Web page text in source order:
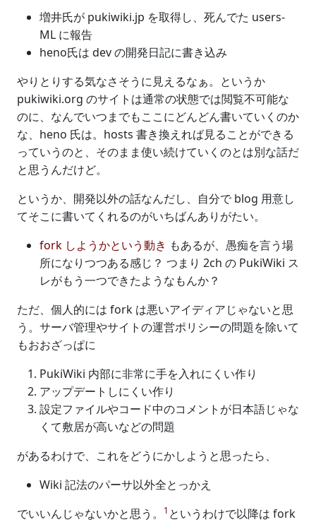
増井氏が pukiwiki.jp を取得し、死んでた users-
ML に報告
heno氏は dev の開発日記に書き込み
やりとりする気なさそうに見えるなぁ。というか
pukiwiki.org のサイトは通常の状態では閲覧不可能な
のに、なんでいつまでもここにどんどん書いていくのか
な、heno 氏は。hosts 書き換えれば見ることができる
っていうのと、そのまま使い続けていくのとは別な話だ
と思うんだけど。
というか、開発以外の話なんだし、自分で blog 用意し
てそこに書いてくれるのがいちばんありがたい。
fork しようかという動き もあるが、愚痴を言う場
所になりつつある感じ？ つまり 2ch の PukiWiki ス
レがもう一つできたようなもんか？
ただ、個人的には fork は悪いアイディアじゃないと思
う。サーバ管理やサイトの運営ポリシーの問題を除いて
もおおざっぱに
PukiWiki 内部に非常に手を入れにくい作り
アップデートしにくい作り
設定ファイルやコード中のコメントが日本語じゃな
くて敷居が高いなどの問題
があるわけで、これをどうにかしようと思ったら、
Wiki 記法のパーサ以外全とっかえ
でいいんじゃないかと思う。
1 というわけで以降は fork